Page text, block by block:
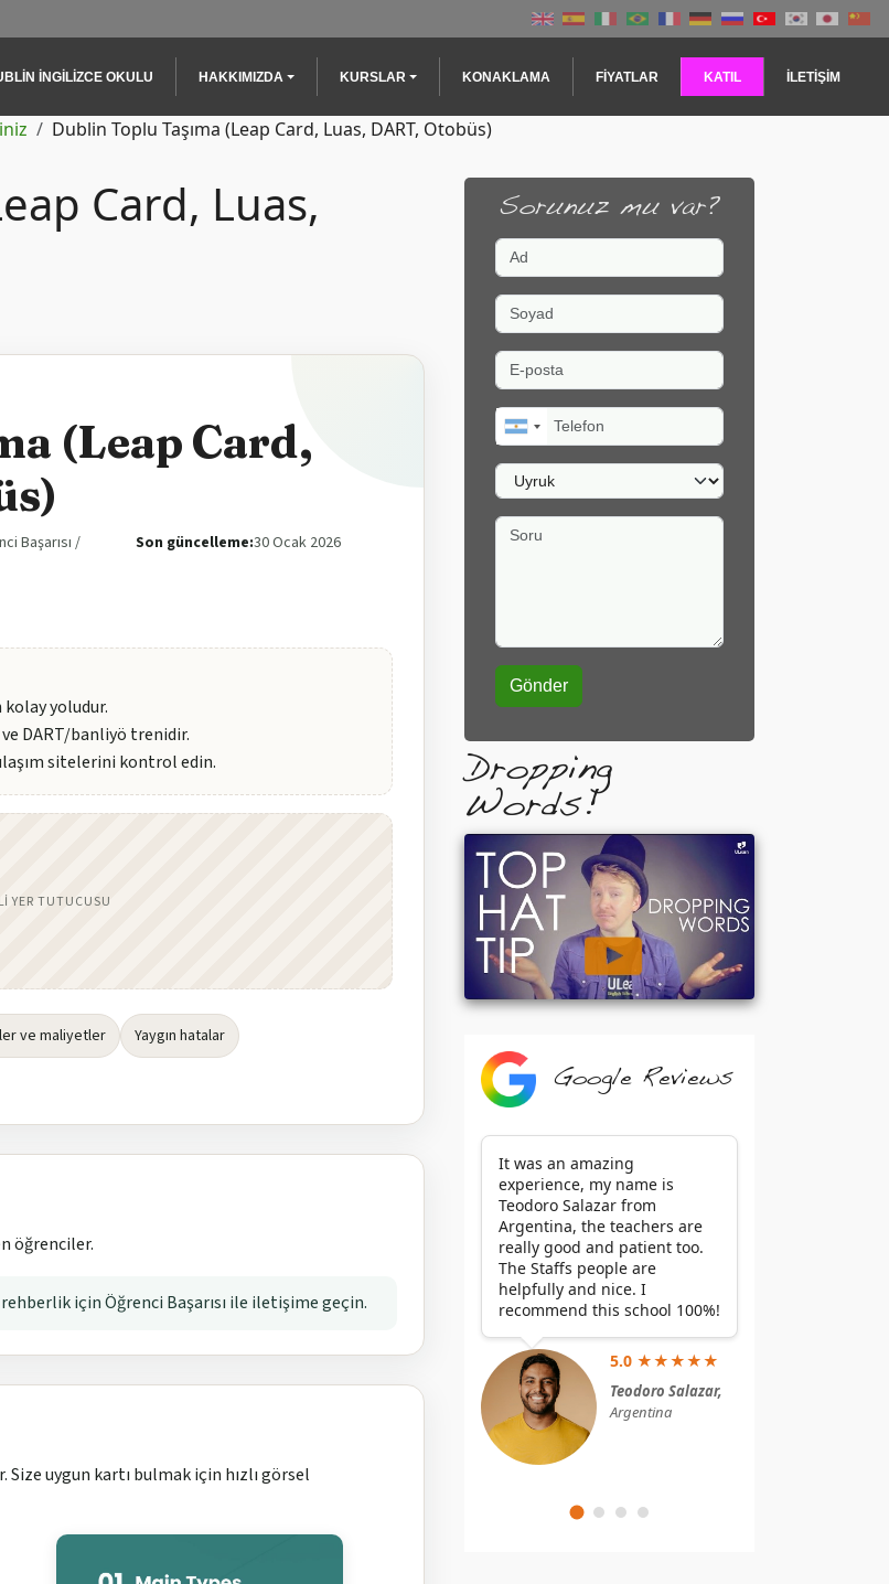
navigation
İNGILIZCE OKULU HAKKIMIZDA KURSLAR KONAKLAMA FIYATLAR KATIL İLETIŞIM
Dublin Toplu Taşıma (Leap Card, Luas, DART, Otobüs)
Card, Luas,
(Leap Card,
Başarısı /
Son güncelleme:30 Ocak 2026
kolay yoludur.
DART/banliyö trenidir.
sitelerini kontrol edin.
YER TUTUCUSU
ve maliyetler
Yaygın hatalar
öğrenciler.
için Öğrenci Başarısı ile iletişime geçin.
Size uygun kartı bulmak için hızlı görsel
Sorunuz mu var?
Ad
Soyad
E-posta
Telefon
Uyruk
Soru
Dropping
Words!
Google Reviews
It was an amazing
experience, my name is
Teodoro Salazar from
Argentina, the teachers are
really good and patient too.
The Staffs people are
helpfully and nice. I
recommend this school 100%!
5.0 ★★★★★
Teodoro Salazar,
Argentina